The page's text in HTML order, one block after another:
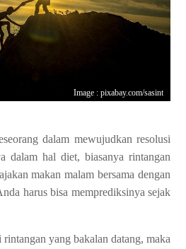
Image : pixabay.com/sasint
dalam mewujudkan resolusi
dalam hal diet, biasanya rintangan
makan malam bersama dengan
harus bisa memprediksinya sejak
yang bakalan datang, maka